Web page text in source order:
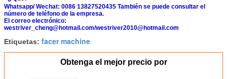
Whatsapp/ Wechat: 0086 13827520435 También se puede consultar el
número de teléfono de la empresa.
El correo electrónico:
westriver_cheng@hotmail.com/westriver2010@hotmail.com
Etiquetas: facer machine
Obtenga el mejor precio por